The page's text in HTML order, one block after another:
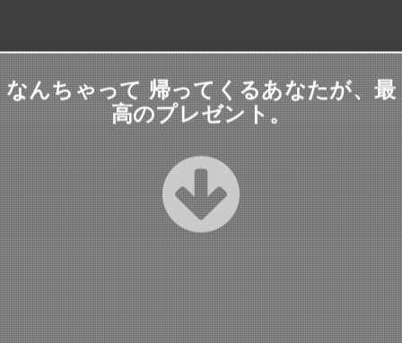
なんちゃって 帰ってくるあなたが、最
高のプレゼント。